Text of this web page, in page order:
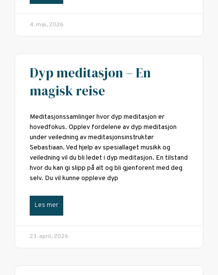
4. mai, 2026
Dyp meditasjon – En
magisk reise
Meditasjonssamlinger hvor dyp meditasjon er
hovedfokus. Opplev fordelene av dyp meditasjon
under veiledning av meditasjonsinstruktør
Sebastiaan. Ved hjelp av spesiallaget musikk og
veiledning vil du bli ledet i dyp meditasjon. En tilstand
hvor du kan gi slipp på alt og bli gjenforent med deg
selv. Du vil kunne oppleve dyp
Les mer
23. april, 2026